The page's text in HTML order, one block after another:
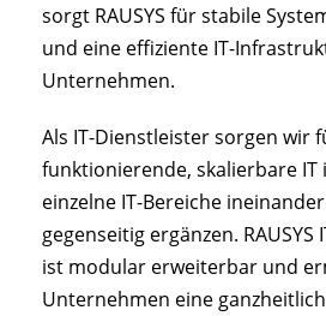
sorgt RAUSYS für stabile
und eine effiziente IT-
Unternehmen.
Als IT-Dienstleister sorgen wir
funktionierende, skalierbare IT
einzelne IT-Bereiche
gegenseitig ergänzen. RAUSYS
ist modular erweiterbar und
Unternehmen eine